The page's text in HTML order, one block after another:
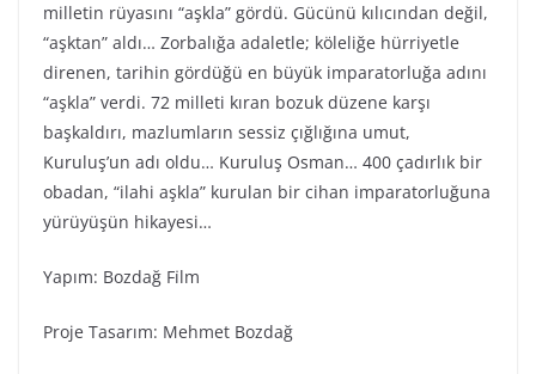
milletin rüyasını “aşkla” gördü. Gücünü kılıcından değil,
“aşktan” aldı… Zorbalığa adaletle; köleliğe hürriyetle
direnen, tarihin gördüğü en büyük imparatorluğa adını
“aşkla” verdi. 72 milleti kıran bozuk düzene karşı
başkaldırı, mazlumların sessiz çığlığına umut,
Kuruluş’un adı oldu… Kuruluş Osman… 400 çadırlık bir
obadan, “ilahi aşkla” kurulan bir cihan imparatorluğuna
yürüyüşün hikayesi…
Yapım: Bozdağ Fi̇lm
Proje Tasarım: Mehmet Bozdağ